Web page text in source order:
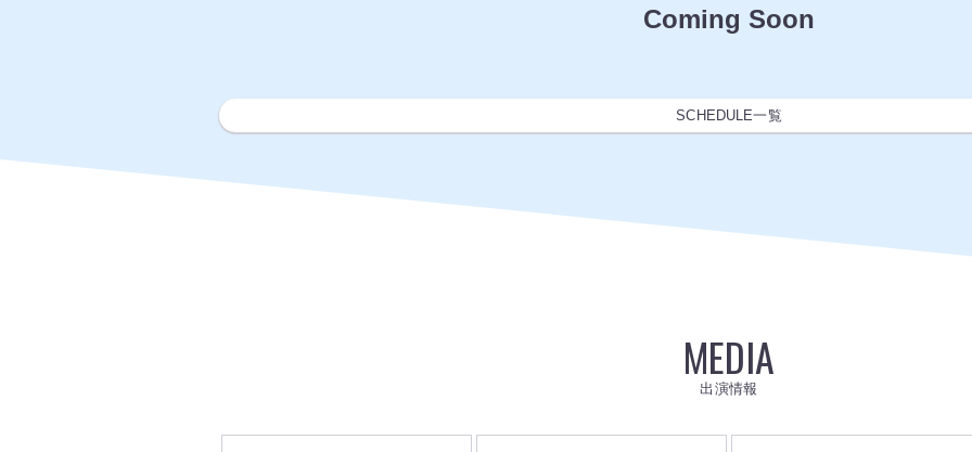
Coming Soon
SCHEDULE一覧
MEDIA
出演情報